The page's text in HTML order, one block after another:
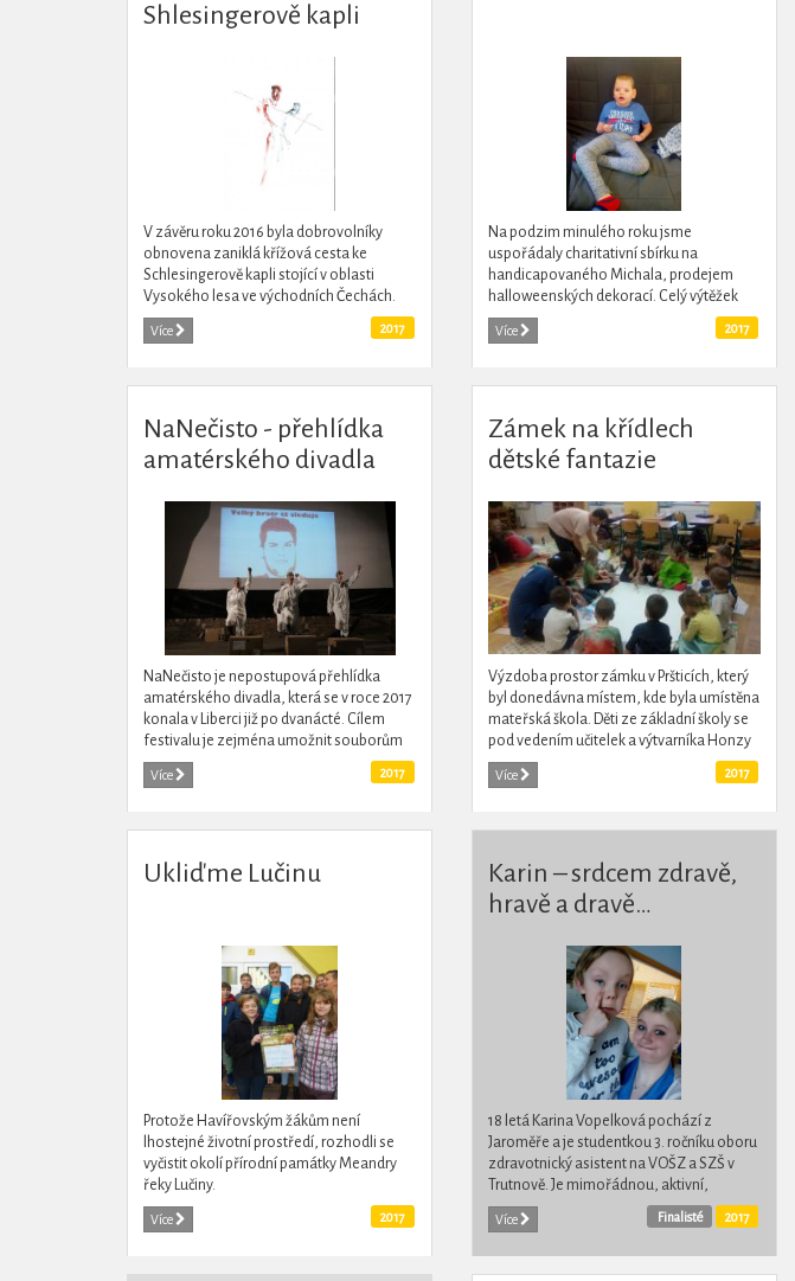
Shlesingerově kapli
V závěru roku 2016 byla dobrovolníky
obnovena zaniklá křížová cesta ke
Schlesingerově kapli stojící v oblasti
Vysokého lesa ve východních Čechách.
Více 2017
Na podzim minulého roku jsme
uspořádaly charitativní sbírku na
handicapovaného Michala, prodejem
halloweenských dekorací. Celý výtěžek
jsme následně předaly jeho rodině.
Více 2017
NaNečisto - přehlídka
amatérského divadla
NaNečisto je nepostupová přehlídka
amatérského divadla, která se v roce 2017
konala v Liberci již po dvanácté. Cílem
festivalu je zejména umožnit souborům
prezentaci jejich představení tzv.
„nanečisto,“ před odbornou...
Více 2017
Zámek na křídlech
dětské fantazie
Výzdoba prostor zámku v Pršticích, který
byl donedávna místem, kde byla umístěna
mateřská škola. Děti ze základní školy se
pod vedením učitelek a výtvarníka Honzy
rozhodly zámek po odstěhování školky
zvelebit.
Více 2017
Ukliďme Lučinu
Protože Havířovským žákům není
lhostejné životní prostředí, rozhodli se
vyčistit okolí přírodní památky Meandry
řeky Lučiny.
Více 2017
Karin – srdcem zdravě,
hravě a dravě…
18 letá Karina Vopelková pochází z
Jaroměře a je studentkou 3. ročníku oboru
zdravotnický asistent na VOŠZ a SZŠ v
Trutnově. Je mimořádnou, aktivní,
všestrannou a hlavně empatickou
osobností školy a domova mládeže....
Více 2017
Finalisté